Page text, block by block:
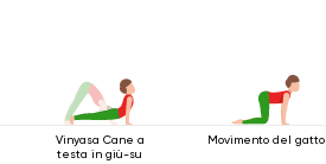
Vinyasa Cane a
testa in giù-su
Movimento del gatto